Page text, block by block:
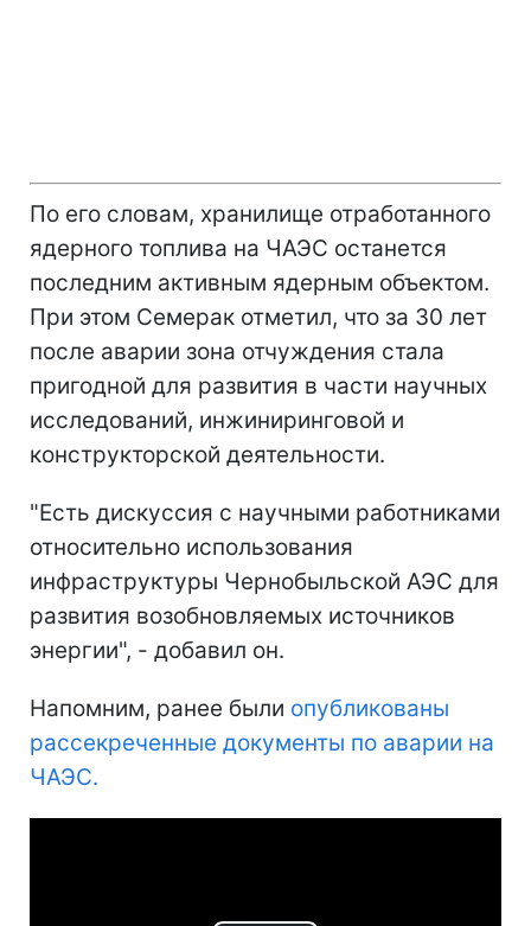
По его словам, хранилище отработанного
ядерного топлива на ЧАЭС останется
последним активным ядерным объектом.
При этом Семерак отметил, что за 30 лет
после аварии зона отчуждения стала
пригодной для развития в части научных
исследований, инжиниринговой и
конструкторской деятельности.
"Есть дискуссия с научными работниками
относительно использования
инфраструктуры Чернобыльской АЭС для
развития возобновляемых источников
энергии", - добавил он.
Напомним, ранее были опубликованы
рассекреченные документы по аварии на
ЧАЭС.